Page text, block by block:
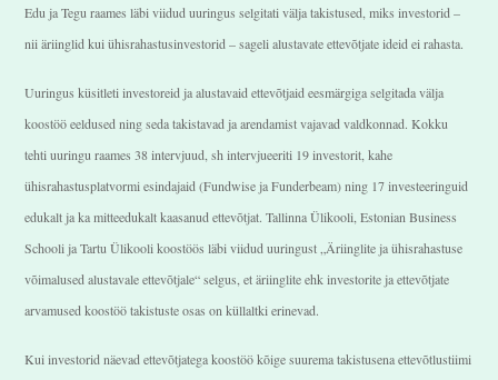
Edu ja Tegu raames läbi viidud uuringus selgitati välja takistused, miks investorid –
nii äriinglid kui ühisrahastusinvestorid – sageli alustavate ettevõtjate ideid ei rahasta.
Uuringus küsitleti investoreid ja alustavaid ettevõtjaid eesmärgiga selgitada välja
koostöö eeldused ning seda takistavad ja arendamist vajavad valdkonnad. Kokku
tehti uuringu raames 38 intervjuud, sh intervjueeriti 19 investorit, kahe
ühisrahastusplatvormi esindajaid (Fundwise ja Funderbeam) ning 17 investeeringuid
edukalt ja ka mitteedukalt kaasanud ettevõtjat. Tallinna Ülikooli, Estonian Business
Schooli ja Tartu Ülikooli koostöös läbi viidud uuringust „Äriinglite ja ühisrahastuse
võimalused alustavale ettevõtjale“ selgus, et äriinglite ehk investorite ja ettevõtjate
arvamused koostöö takistuste osas on küllaltki erinevad.
Kui investorid näevad ettevõtjatega koostöö kõige suurema takistusena ettevõtlustiimi